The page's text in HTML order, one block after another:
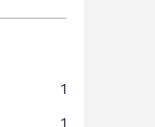
1
1